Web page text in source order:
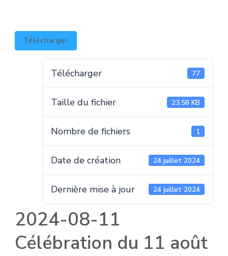
Télécharger
Télécharger 77
Taille du fichier 23.58 KB
Nombre de fichiers 1
Date de création 24 juillet 2024
Dernière mise à jour 24 juillet 2024
2024-08-11
Célébration du 11 août